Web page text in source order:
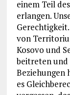
einem Teil
erlangen.
von
Kosovo und
beitreten und
Beziehungen
es